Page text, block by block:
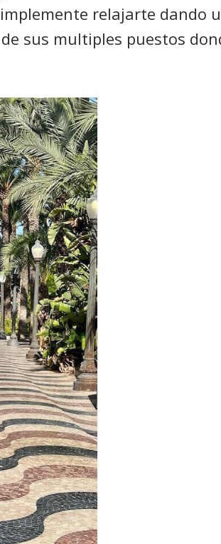
relajarte dando
sus multiples puestos